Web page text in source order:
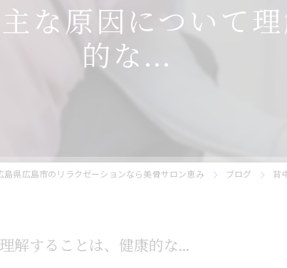
肩こり
な原因について
的な...
島県広島市のリラクゼーションなら美骨サロン恵み ブログ 背
解することは、健康的な...